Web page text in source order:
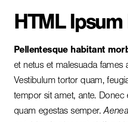
HTML
Pellentesque habitant
et netus et malesuada fames
Vestibulum tortor quam,
tempor sit amet, ante. Donec
quam egestas semper.